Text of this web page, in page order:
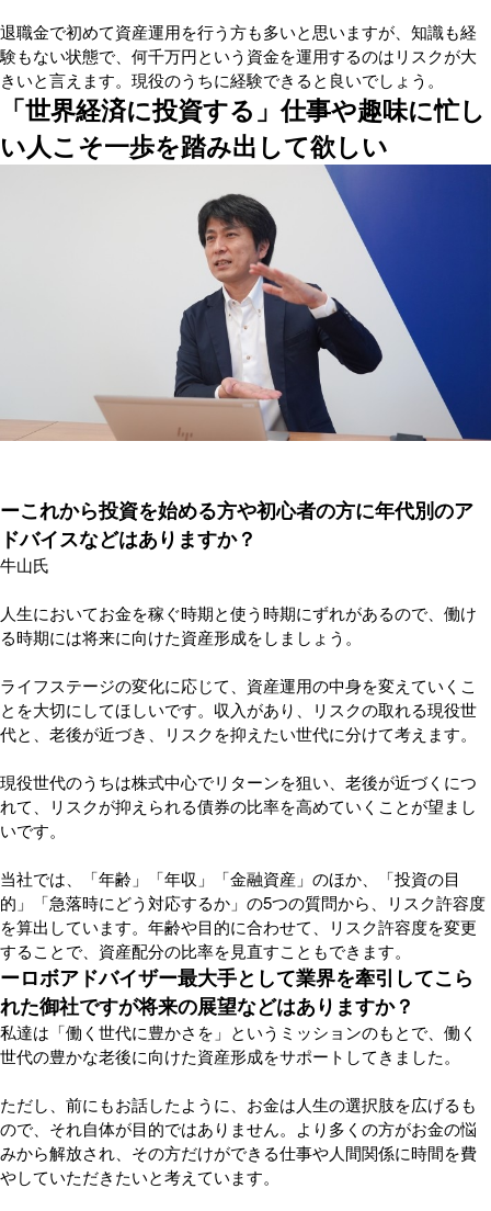
退職金で初めて資産運用を行う方も多いと思いますが、知識も経
験もない状態で、何千万円という資金を運用するのはリスクが大
きいと言えます。現役のうちに経験できると良いでしょう。
「世界経済に投資する」仕事や趣味に忙し
い人こそ一歩を踏み出して欲しい
ーこれから投資を始める方や初心者の方に年代別のア
ドバイスなどはありますか？
牛山氏
人生においてお金を稼ぐ時期と使う時期にずれがあるので、働け
る時期には将来に向けた資産形成をしましょう。
ライフステージの変化に応じて、資産運用の中身を変えていくこ
とを大切にしてほしいです。収入があり、リスクの取れる現役世
代と、老後が近づき、リスクを抑えたい世代に分けて考えます。
現役世代のうちは株式中心でリターンを狙い、老後が近づくにつ
れて、リスクが抑えられる債券の比率を高めていくことが望まし
いです。
当社では、「年齢」「年収」「金融資産」のほか、「投資の目
的」「急落時にどう対応するか」の5つの質問から、リスク許容度
を算出しています。年齢や目的に合わせて、リスク許容度を変更
することで、資産配分の比率を見直すこともできます。
ーロボアドバイザー最大手として業界を牽引してこら
れた御社ですが将来の展望などはありますか？
私達は「働く世代に豊かさを」というミッションのもとで、働く
世代の豊かな老後に向けた資産形成をサポートしてきました。
ただし、前にもお話したように、お金は人生の選択肢を広げるも
ので、それ自体が目的ではありません。より多くの方がお金の悩
みから解放され、その方だけができる仕事や人間関係に時間を費
やしていただきたいと考えています。